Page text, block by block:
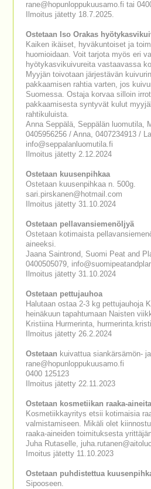
rane@hopunloppukuusamo.fi tai
Ilmoitus jätetty 18.7.2025.
Ostetaan Iso Orakas
Kaiken ikäiset, hyväkuntoiset ja
huomioidaan. Voit tarjota myös eri
hyötykasvikuivureita vastaavassa
Myyjän toivotaan järjestävän
pakkaamisen rahtia varten, jos
Suomessa. Ostaja korvaa silloin
pakkaamisesta syntyvät kulut
rahtikuluista.
Anna Seppälä, Seppälän luomutila,
0405956256 / Anna, 0407234913 /
info@seppalanluomutila.fi
Ilmoitus jätetty 2.12.2024
Ostetaan kuusenpihkaa
Ostetaan kuusenpihkaa n. 500g.
sari.pirskanen@hotmail.com
Ilmoitus jätetty 31.10.2024
Ostetaan pellavansiemenöljyä
Ostetaan kotimaista
aineeksi.
Jaana Saintrond, Suomi Peat and
0400505079,
Ilmoitus jätetty 31.10.2024
Ostetaan pettujauhoa
Halutaan ostaa 2-3 kg pettujauhoja
heinäkuun tapahtumaan Naisten
Kristiina Hurmerinta,
Ilmoitus jätetty 26.2.2024
Ostetaan kuivattua siankärsämön-
rane@hopunloppukuusamo.fi
0400 125123
Ilmoitus jätetty 22.11.2023
Ostetaan kosmetiikan raaka-aineita
Kosmetiikkayritys etsii kotimaisia
valmistamiseen. Mikäli olet
raaka-aineiden toimituksesta
Juha Rutaselle,
Imoitus jätetty 11.10.2023
Ostetaan puhdistettua
Sipooseen.